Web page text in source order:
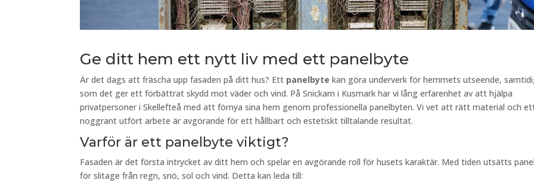
Ge ditt hem ett nytt liv med ett panelbyte
Är det dags att fräscha upp fasaden på ditt hus? Ett panelbyte kan göra underverk för hemmets utseende,
som det ger ett förbättrat skydd mot väder och vind. På Snickarn i Kusmark har vi lång erfarenhet av att hjälpa
privatpersoner i Skellefteå med att förnya sina hem genom professionella panelbyten. Vi vet att rätt material och
noggrant utfört arbete är avgörande för ett hållbart och estetiskt tilltalande resultat.
Varför är ett panelbyte viktigt?
Fasaden är det första intrycket av ditt hem och spelar en avgörande roll för husets karaktär. Med tiden utsätts
för slitage från regn, snö, sol och vind. Detta kan leda till: